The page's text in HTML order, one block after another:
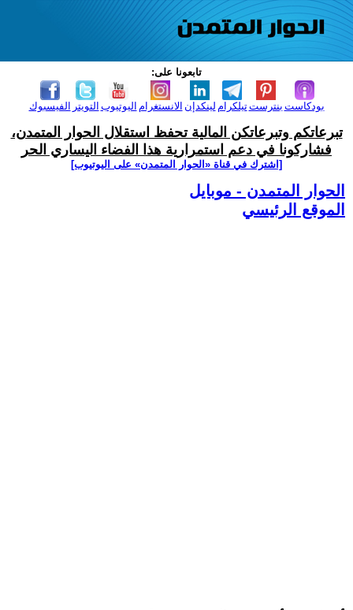
تابعونا على:
الفيسبوك التويتر اليوتيوب الانستغرام لينكدإن تيلكرامبنترست بودكاست
تبرعاتكم وتبرعاتكن المالية تحفظ استقلال الحوار المتمدن،
فشاركونا في دعم استمرارية هذا الفضاء اليساري الحر
[اشترك في قناة ‫«الحوار المتمدن» على اليوتيوب]
الحوار المتمدن - موبايل
الموقع الرئيسي